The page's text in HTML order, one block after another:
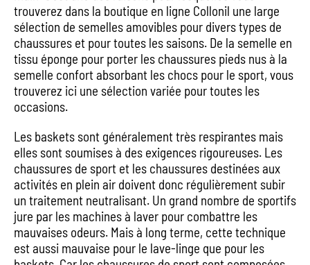
trouverez dans la boutique en ligne Collonil une large
sélection de semelles amovibles pour divers types de
chaussures et pour toutes les saisons. De la semelle en
tissu éponge pour porter les chaussures pieds nus à la
semelle confort absorbant les chocs pour le sport, vous
trouverez ici une sélection variée pour toutes les
occasions.
Les baskets sont généralement très respirantes mais
elles sont soumises à des exigences rigoureuses. Les
chaussures de sport et les chaussures destinées aux
activités en plein air doivent donc régulièrement subir
un traitement neutralisant. Un grand nombre de sportifs
jure par les machines à laver pour combattre les
mauvaises odeurs. Mais à long terme, cette technique
est aussi mauvaise pour le lave-linge que pour les